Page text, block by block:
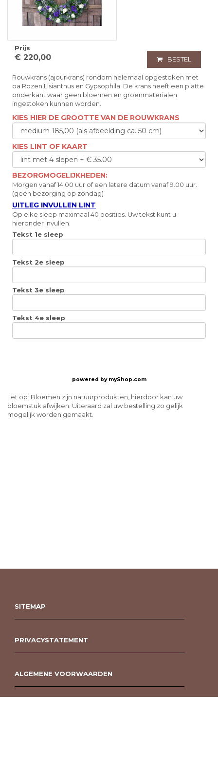
Prijs
€ 220,00 BESTEL
Rouwkrans (ajourkrans) rondom helemaal opgestoken met
oa.Rozen,Lisianthus en Gypsophila. De krans heeft een platte
onderkant waar geen bloemen en groenmaterialen
ingestoken kunnen worden.
KIES HIER DE GROOTTE VAN DE ROUWKRANS
KIES LINT OF KAART
BEZORGMOGELIJKHEDEN:
Morgen vanaf 14.00 uur of een latere datum vanaf 9.00 uur.
(geen bezorging op zondag)
UITLEG INVULLEN LINT
Op elke sleep maximaal 40 posities. Uw tekst kunt u
hieronder invullen.
Tekst 1e sleep
Tekst 2e sleep
Tekst 3e sleep
Tekst 4e sleep
powered by myShop.com
Let op: Bloemen zijn natuurprodukten, hierdoor kan uw
bloemstuk afwijken. Uiteraard zal uw bestelling zo gelijk
mogelijk worden gemaakt.
SITEMAP
PRIVACYSTATEMENT
ALGEMENE VOORWAARDEN